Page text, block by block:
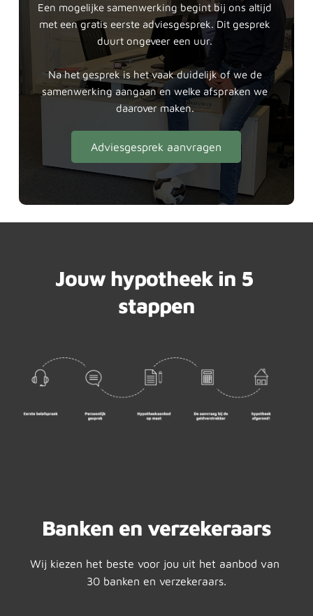
Hypotheekadvies
Een mogelijke samenwerking begint bij ons altijd
met een gratis eerste adviesgesprek. Dit gesprek
duurt ongeveer een uur.
Na het gesprek is het vaak duidelijk of we de
samenwerking aangaan en welke afspraken we
daarover maken.
Adviesgesprek aanvragen
Jouw hypotheek in 5
stappen
Banken en verzekeraars
Wij kiezen het beste voor jou uit het aanbod van
30 banken en verzekeraars.